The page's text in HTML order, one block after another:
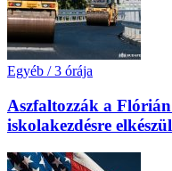
Egyéb / 3 órája
Aszfaltozzák a
iskolakezdésre